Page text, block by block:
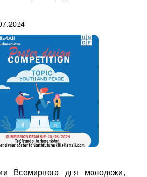
Всемирного дня молодежи,